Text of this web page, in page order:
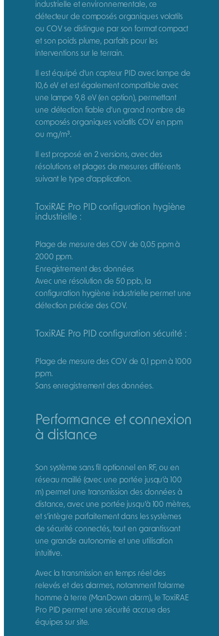
industrielle et environnementale, ce
détecteur de composés organiques volatils
ou COV se distingue par son format compact
et son poids plume, parfaits pour les
interventions sur le terrain.
Il est équipé d’un capteur PID avec lampe de
10,6 eV et est également compatible avec
une lampe 9,8 eV (en option), permettant
une détection fiable d’un grand nombre de
composés organiques volatils COV en ppm
ou mg/m³.
Il est proposé en 2 versions, avec des
résolutions et plages de mesures différents
suivant le type d’application.
ToxiRAE Pro PID configuration hygiène
industrielle :
Plage de mesure des COV de 0,05 ppm à
2000 ppm.
Enregistrement des données
Avec une résolution de 50 ppb, la
configuration hygiène industrielle permet une
détection précise des COV.
ToxiRAE Pro PID configuration sécurité :
Plage de mesure des COV de 0,1 ppm à 1000
ppm.
Sans enregistrement des données.
Performance et connexion
à distance
Son système sans fil optionnel en RF, ou en
réseau maillé (avec une portée jusqu’à 100
m) permet une transmission des données à
distance, avec une portée jusqu’à 100 mètres,
et s’intègre parfaitement dans les systèmes
de sécurité connectés, tout en garantissant
une grande autonomie et une utilisation
intuitive.
Avec la transmission en temps réel des
relevés et des alarmes, notamment l’alarme
homme à terre (ManDown alarm), le ToxiRAE
Pro PID permet une sécurité accrue des
équipes sur site.